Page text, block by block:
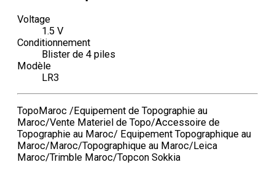
Voltage
1.5 V
Conditionnement
Blister de 4 piles
Modèle
LR3
TopoMaroc /Equipement de Topographie au
Maroc/Vente Materiel de Topo/Accessoire de
Topographie au Maroc/ Equipement Topographique au
Maroc/Maroc/Topographique au Maroc/Leica
Maroc/Trimble Maroc/Topcon Sokkia